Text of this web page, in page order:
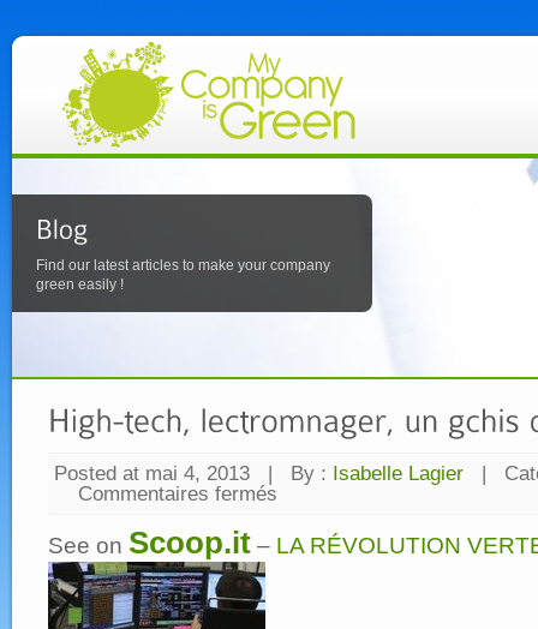
Find our latest articles to make your company
green easily !
Posted at mai 4, 2013 | By : Isabelle Lagier |
Commentaires fermés
sur
un
gâchis
See on Scoop.it – LA RÉVOLUTION